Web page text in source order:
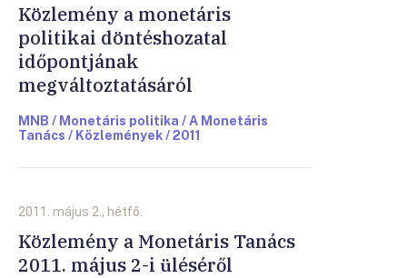
Közlemény a monetáris
politikai döntéshozatal
időpontjának
megváltoztatásáról
MNB / Monetáris politika / A Monetáris
Tanács / Közlemények / 2011
2011. május 2., hétfő.
Közlemény a Monetáris Tanács
2011. május 2-i üléséről